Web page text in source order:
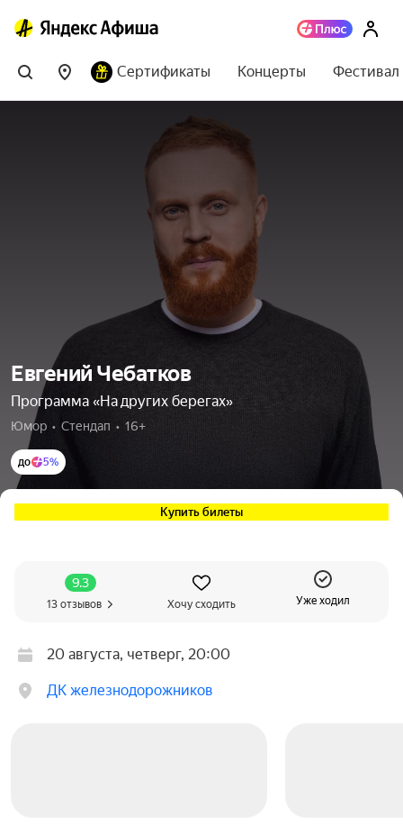
Сертификаты Концерты
Евгений Чебатков
Программа «На других берегах»
Юмор  •  Стендап  •  16+
до 5%
Купить билеты
9.3
13 отзывов Хочу сходить Уже ходил
20 августа, четверг, 20:00
ДК железнодорожников